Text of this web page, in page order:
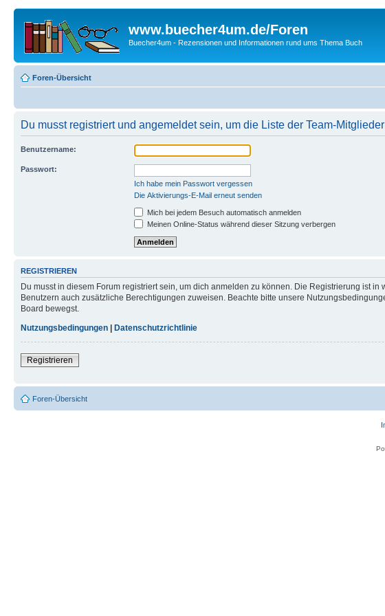
www.buecher4um.de/Foren
Buecher4um - Rezensionen und Informationen rund ums Thema Buch
Foren-Übersicht
Du musst registriert und angemeldet sein, um die Liste der Team-
Benutzername:
Passwort:
Ich habe mein Passwort vergessen
Die Aktivierungs-E-Mail erneut senden
Mich bei jedem Besuch automatisch anmelden
Meinen Online-Status während dieser Sitzung verbergen
REGISTRIEREN
Du musst in diesem Forum registriert sein, um dich anmelden zu können. Die Registrierung ist
Benutzern auch zusätzliche Berechtigungen zuweisen. Beachte bitte unsere
Board bewegst.
Nutzungsbedingungen
Datenschutzrichtlinie
Registrieren
Foren-Übersicht